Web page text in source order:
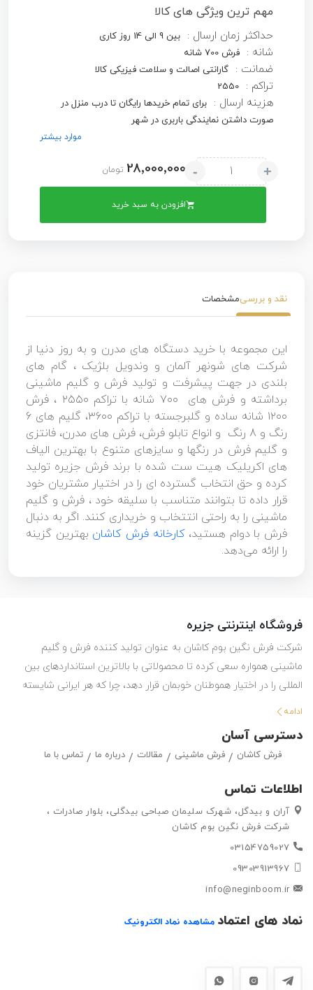
مهم ترین ویژگی های کالا
حداکثر زمان ارسال : بین 9 الی 14 روز کاری
شانه : فرش 700 شانه
ضمانت : گارانتی اصالت و سلامت فیزیکی کالا
تراکم : 2550
هزینه ارسال :
برای تمام خریدها رایگان تا درب منزل در
صورت داشتن نمایندگی باربری در شهر
موارد بیشتر
+
- 28٬000٬000 تومان
افزودن به سبد خرید
نقد و بررسیمشخصات
این مجموعه با خرید دستگاه های مدرن و به روز دنیا از
شرکت های شونهر آلمان و وندویل بلژیک ، گام های
بلندی در جهت پیشرفت و تولید فرش و گلیم ماشینی
برداشته و فرش های ۷۰۰ شانه با تراکم ۲۵۵۰ ، فرش
۱۲۰۰ شانه ساده و گلبرجسته با تراکم ۳۶۰۰، گلیم های 6
رنگ و 8 رنگ و انواع تابلو فرش، فرش های مدرن، فانتزی
و گلیم فرش در رنگها و سایزهای متنوع با بهترین الیاف
های اکریلیک هیت ست شده با برند فرش جزیره تولید
کرده و حق انتخاب گسترده ای را در اختیار مشتریان خود
قرار داده تا بتوانند متناسب با سلیقه خود ، فرش و گلیم
ماشینی را به راحتی انتتخاب و خریداری کنند. اگر به دنبال
فرش با دوام هستید،کارخانه فرش کاشان بهترین گزینه
را ارائه می‌دهد.
فروشگاه اینترنتی جزیره
شرکت فرش نگین بوم کاشان به عنوان تولید کننده فرش و گلیم
ماشینی همواره سعی کرده تا محصولاتی با بالاترین استانداردهای بین
المللی را در اختیار هموطنان خوبمان قرار دهد، چرا که هر ایرانی شایسته
استفاده از بهترین هاست. این شرکت با تولید انواع فرش ماشینی و گلیم
مشتریان خود قرار داده تا بتوانند متناسب با سلیقه خود ، فرش ماشینی
و گلیم مورد علاقه خود را به راحتی انتتخاب کرده و خریداری کنند.
ادامه
اطلاعات تماس
آران و بیدگل، شهرک سلیمان صباحی بیدگلی، بلوار صادرات ،
شرکت فرش نگین بوم کاشان
03154759027
09303913967
info@neginboom.ir
دسترسی آسان
فرش کاشان فرش ماشینی مقالات درباره ما تماس با ما
نماد های اعتماد مشاهده نماد الکترونیک